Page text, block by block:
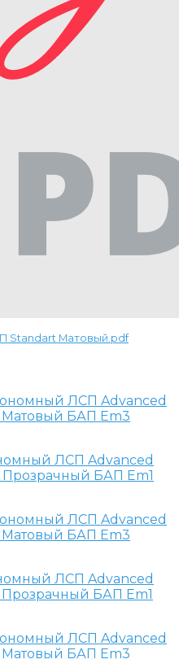
Standart Матовый.pdf
ЛСП Advanced
Прозрачный БАП Em1
ЛСП Advanced
Прозрачный БАП Em1